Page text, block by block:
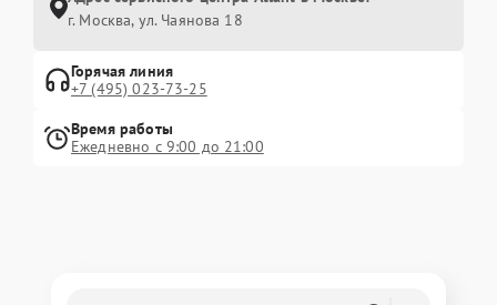
г. Москва, ул. Чаянова 18
Горячая линия
+7 (495) 023-73-25
Время работы
Ежедневно с 9:00 до 21:00